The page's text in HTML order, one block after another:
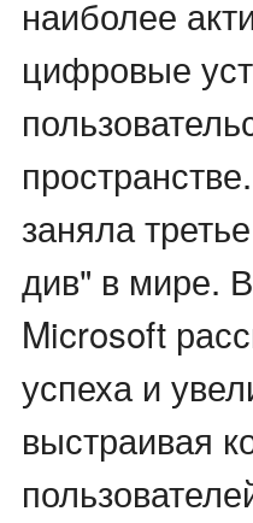
наиболее
цифровые
заняла
див" в мире.
Microsoft
успеха и
выстраивая